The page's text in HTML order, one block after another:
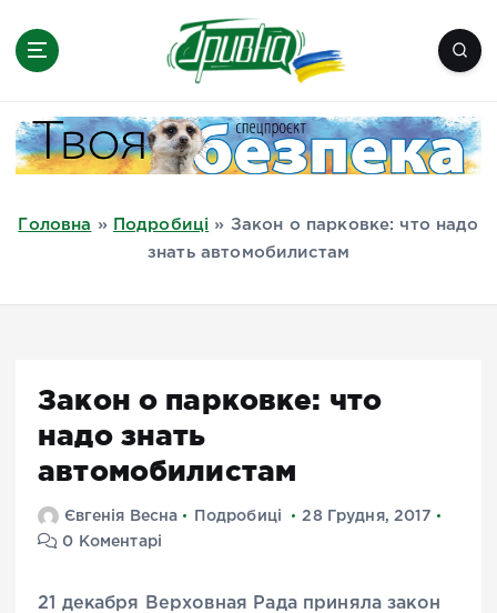
Миколаїв, Одеса, Мелітополь
Головна » Подробиці » Закон о парковке: что надо
знать автомобилистам
Закон о парковке: что
надо знать
автомобилистам
Євгенія Весна Подробиці
28 Грудня, 2017
0 Коментарі
21 декабря Верховная Рада приняла закон